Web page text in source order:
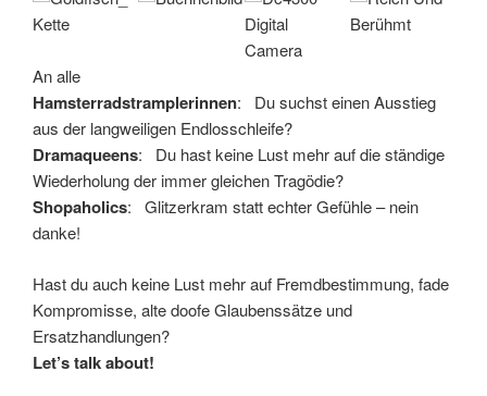
An alle
Hamsterradstramplerinnen: Du suchst einen Ausstieg
aus der langweiligen Endlosschleife?
Dramaqueens: Du hast keine Lust mehr auf die ständige
Wiederholung der immer gleichen Tragödie?
Shopaholics: Glitzerkram statt echter Gefühle – nein
danke!
Hast du auch keine Lust mehr auf Fremdbestimmung, fade
Kompromisse, alte doofe Glaubenssätze und
Ersatzhandlungen?
Let’s talk about!